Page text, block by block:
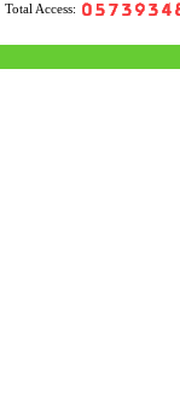
Total Access: